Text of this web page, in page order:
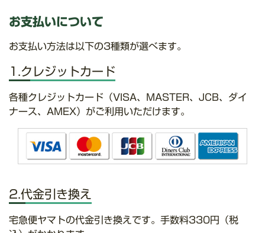
お支払いについて
お支払い方法は以下の3種類が選べます。
1.クレジットカード
各種クレジットカード（VISA、MASTER、JCB、ダイ
ナース、AMEX）がご利用いただけます。
2.代金引き換え
宅急便ヤマトの代金引き換えです。手数料330円（税